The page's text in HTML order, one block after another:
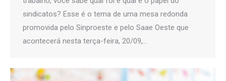
sindicatos? Esse é o tema de uma mesa redonda
promovida pelo Sinproeste e pelo Saae Oeste que
acontecerá nesta terça-feira, 20/09,…